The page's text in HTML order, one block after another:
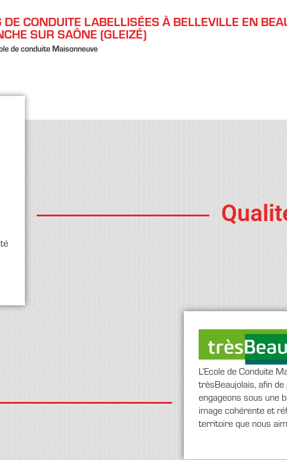
CONDUITE LABELLISÉES À BELLEVILLE EN
SUR SAÔNE (GLEIZÉ)
de conduite Maisonneuve
L’Ecole de Conduite
trèsBeaujolais, afin
engageons sous une
image cohérente et
territoire que nous